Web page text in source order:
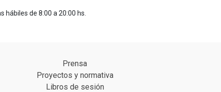
hábiles de 8:00 a 20:00 hs.
Prensa
Proyectos y normativa
Libros de sesión